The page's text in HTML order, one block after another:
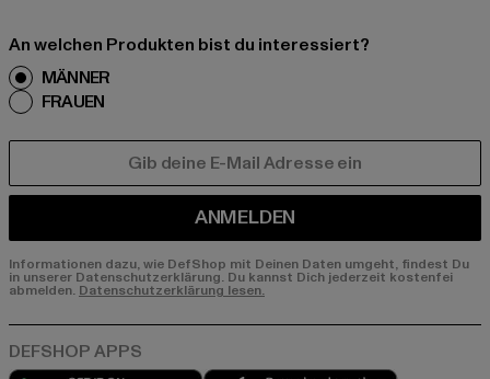
An welchen Produkten bist du interessiert?
MÄNNER
FRAUEN
ANMELDEN
Informationen dazu, wie DefShop mit Deinen Daten umgeht, findest Du
in unserer Datenschutzerklärung. Du kannst Dich jederzeit kostenfei
abmelden. Datenschutzerklärung lesen.